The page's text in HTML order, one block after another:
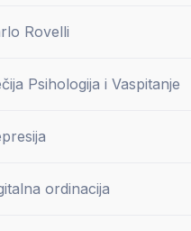
Rovelli
Psihologija i Vaspitanje
ordinacija